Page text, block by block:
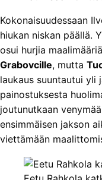
Kokonaisuudessaan
hiukan niskan päällä.
osui hurjia
Grabovcille, mutta
laukaus suuntautui yli
painostuksesta
joutunutkaan
ensimmäisen jakson
viettämään